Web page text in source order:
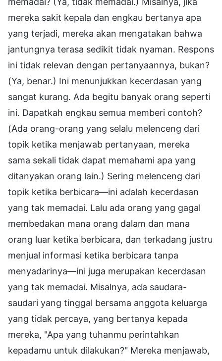
mereka sakit kepala dan engkau bertanya apa
yang terjadi, mereka akan mengatakan bahwa
jantungnya terasa sedikit tidak nyaman. Respons
ini tidak relevan dengan pertanyaannya, bukan?
(Ya, benar.) Ini menunjukkan kecerdasan yang
sangat kurang. Ada begitu banyak orang seperti
ini. Dapatkah engkau semua memberi contoh?
(Ada orang-orang yang selalu melenceng dari
topik ketika menjawab pertanyaan, mereka
sama sekali tidak dapat memahami apa yang
ditanyakan orang lain.) Sering melenceng dari
topik ketika berbicara—ini adalah kecerdasan
yang tak memadai. Lalu ada orang yang gagal
membedakan mana orang dalam dan mana
orang luar ketika berbicara, dan terkadang justru
menjual informasi ketika berbicara tanpa
menyadarinya—ini juga merupakan kecerdasan
yang tak memadai. Misalnya, ada saudara-
saudari yang tinggal bersama anggota keluarga
yang tidak percaya, yang bertanya kepada
mereka, "Apa yang tuhanmu perintahkan
kepadamu untuk dilakukan?" Mereka menjawab,